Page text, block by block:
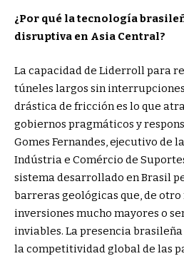
¿Por qué la tecnología
disruptiva en Asia Central?
La capacidad de Liderroll para
túneles largos sin
drástica de fricción es lo que
gobiernos pragmáticos y
Gomes Fernandes, ejecutivo de
Indústria e Comércio de
sistema desarrollado en Brasil
barreras geológicas que, de
inversiones mucho mayores o
inviables. La presencia
la competitividad global de las